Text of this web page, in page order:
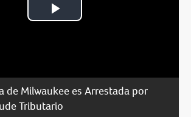
Play
de Milwaukee es Arrestada por
Tributario